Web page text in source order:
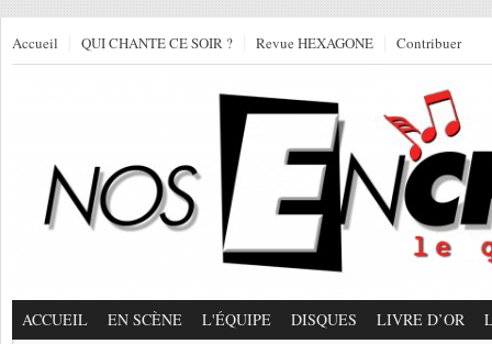
Accueil QUI CHANTE CE SOIR ? Revue HEXAGONE Contribuer
ACCUEIL EN SCÈNE L'ÉQUIPE DISQUES LIVRE D’OR